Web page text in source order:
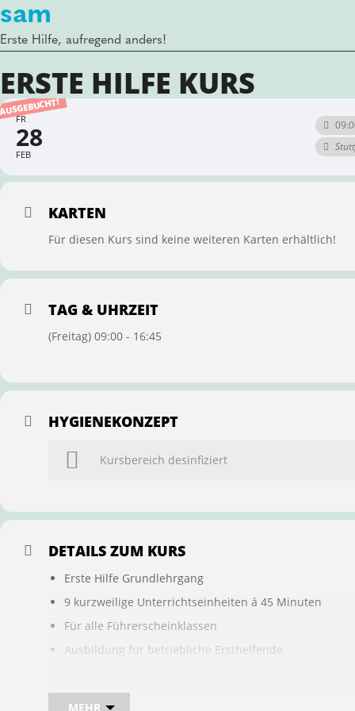
sam
Erste Hilfe, aufregend anders!
ERSTE HILFE KURS
FR
28
FEB
KARTEN
Für diesen Kurs sind keine weiteren Karten erhältlich!
TAG & UHRZEIT
(Freitag) 09:00 - 16:45
HYGIENEKONZEPT
Kursbereich desinfiziert
DETAILS ZUM KURS
Erste Hilfe Grundlehrgang
9 kurzweilige Unterrichtseinheiten á 45 Minuten
Für alle Führerscheinklassen
Ausbildung für betriebliche Ersthelfende
MEHR